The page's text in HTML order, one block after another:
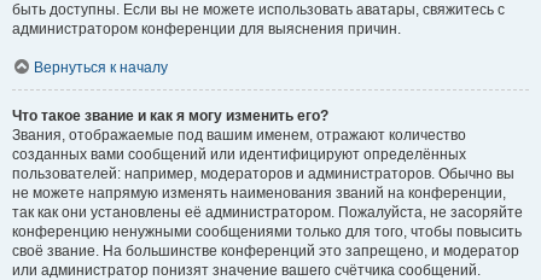
быть доступны. Если вы не можете использовать аватары, свяжитесь с
администратором конференции для выяснения причин.
Вернуться к началу
Что такое звание и как я могу изменить его?
Звания, отображаемые под вашим именем, отражают количество
созданных вами сообщений или идентифицируют определённых
пользователей: например, модераторов и администраторов. Обычно вы
не можете напрямую изменять наименования званий на конференции,
так как они установлены её администратором. Пожалуйста, не засоряйте
конференцию ненужными сообщениями только для того, чтобы повысить
своё звание. На большинстве конференций это запрещено, и модератор
или администратор понизят значение вашего счётчика сообщений.